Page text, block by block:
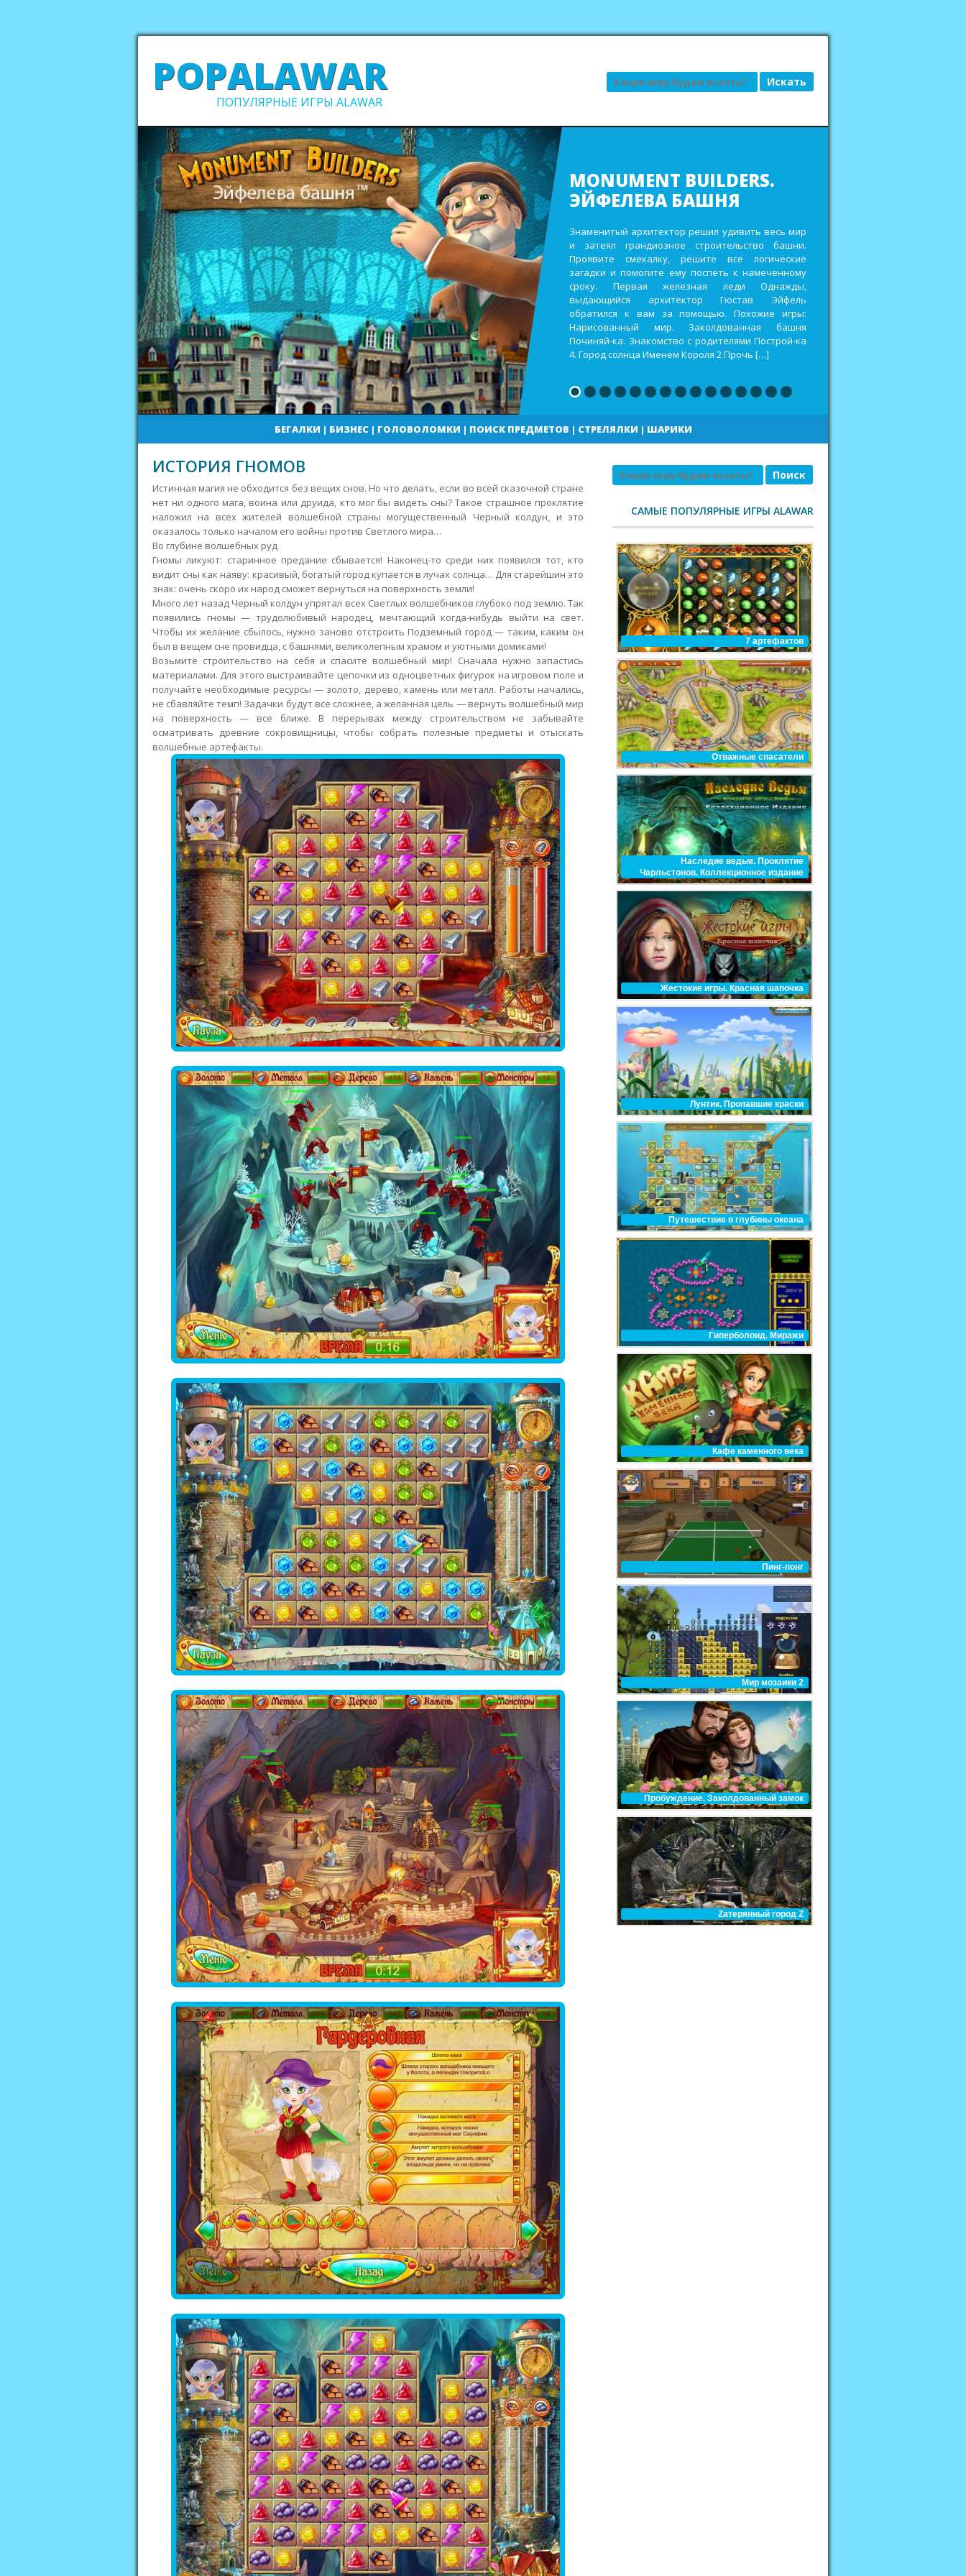
POPALAWAR
ПОПУЛЯРНЫЕ ИГРЫ ALAWAR
Поиск
ВСЕ В САД, ИЛИ ГРЯДКИ
В ПОРЯДКЕ
Выполните просьбы привередливых заказчиков и
заработайте деньги на реставрацию старенькой
виллы. Постройте кладовки для хранения
инвентаря и других полезных ресурсов,
восстановите дорожки и мостики в городских
садах и парках и выиграйте главный приз в
ежегодном садовом фестивале. Похожие игры:
Кекс шоп Как воспитать дракона 2 Построй-ка 4.
Город солнца Веселая ферма. Викинги Повелитель
погоды
БЕГАЛКИ | БИЗНЕС| ГОЛОВОЛОМКИ | ПОИСК ПРЕДМЕТОВ | СТРЕЛЯЛКИ | ШАРИКИ
ИСТОРИЯ ГНОМОВ
Истинная магия не обходится без вещих снов. Но что делать, если во всей сказочной стране
нет ни одного мага, воина или друида, кто мог бы видеть сны? Такое страшное проклятие
наложил на всех жителей волшебной страны могущественный Черный колдун, и это
оказалось только началом его войны против Светлого мира…
Во глубине волшебных руд
Гномы ликуют: старинное предание сбывается! Наконец-то среди них появился тот, кто
видит сны как наяву: красивый, богатый город купается в лучах солнца… Для старейшин это
знак: очень скоро их народ сможет вернуться на поверхность земли!
Много лет назад Черный колдун упрятал всех Светлых волшебников глубоко под землю. Так
появились гномы — трудолюбивый народец, мечтающий когда-нибудь выйти на свет.
Чтобы их желание сбылось, нужно заново отстроить Подземный город — таким, каким он
был в вещем сне провидца, с башнями, великолепным храмом и уютными домиками!
Возьмите строительство на себя и спасите волшебный мир! Сначала нужно запастись
материалами. Для этого выстраивайте цепочки из одноцветных фигурок на игровом поле и
получайте необходимые ресурсы — золото, дерево, камень или металл. Работы начались,
не сбавляйте темп! Задачки будут все сложнее, а желанная цель — вернуть волшебный мир
на поверхность — все ближе. В перерывах между строительством не забывайте
осматривать древние сокровищницы, чтобы собрать полезные предметы и отыскать
волшебные артефакты.
Поиск
САМЫЕ ПОПУЛЯРНЫЕ ИГРЫ ALAWAR
7 артефактов
Отважные спасатели
Наследие ведьм. Проклятие
Чарльстонов. Коллекционное издание
Жестокие игры. Красная шапочка
Лунтик. Пропавшие краски
Путешествие в глубины океана
Гиперболоид. Миражи
Кафе каменного века
Пинг-понг
Мир мозаики 2
Пробуждение. Заколдованный замок
Zатерянный город Z